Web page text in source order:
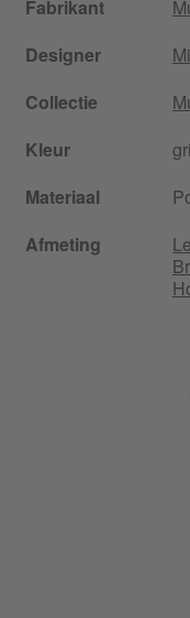
Fabrikant
Designer
Collectie
Kleur
Materiaal
Afmeting